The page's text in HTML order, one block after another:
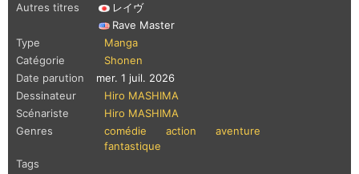
Autres titres
レイヴ
Rave Master
Type
Manga
Catégorie
Shonen
Date parution
mer. 1 juil. 2026
Dessinateur
Hiro MASHIMA
Scénariste
Hiro MASHIMA
Genres
comédie action
aventure
fantastique
Tags